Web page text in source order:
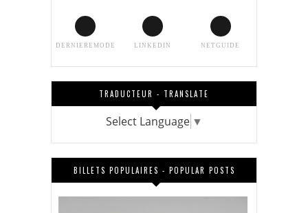
DERNIEREMODE LINKEDIN NETGUIDE
TRADUCTEUR - TRANSLATE
Select Language ▼
BILLETS POPULAIRES - POPULAR POSTS